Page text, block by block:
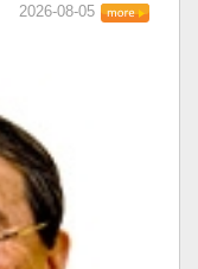
民進行政治審
表示，中國的
透過跨國鎮
、製造寒蟬效
法；台灣不會
視中國將壓迫
地區。 不會坐
中國上個月不
2026-08-05